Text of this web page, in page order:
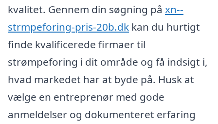
kvalitet. Gennem din søgning på xn--
strmpeforing-pris-20b.dk kan du hurtigt
finde kvalificerede firmaer til
strømpeforing i dit område og få indsigt i,
hvad markedet har at byde på. Husk at
vælge en entreprenør med gode
anmeldelser og dokumenteret erfaring